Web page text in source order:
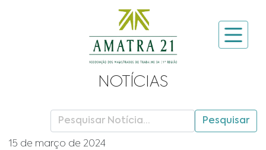
NOTÍCIAS
Pesquisar
15 de março de 2024